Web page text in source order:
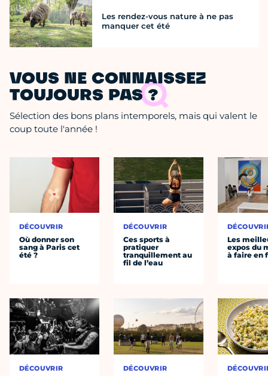
Les rendez-vous nature à ne pas
manquer cet été
VOUS NE CONNAISSEZ
TOUJOURS PAS ?
Sélection des bons plans intemporels, mais qui valent le
coup toute l'année !
DÉCOUVRIR
Où donner son
sang à Paris cet
été ?
DÉCOUVRIR
DÉCOUVRIR
Ces sports à
pratiquer
tranquillement au
fil de l’eau
DÉCOUVRIR
Les
expos du
à faire en